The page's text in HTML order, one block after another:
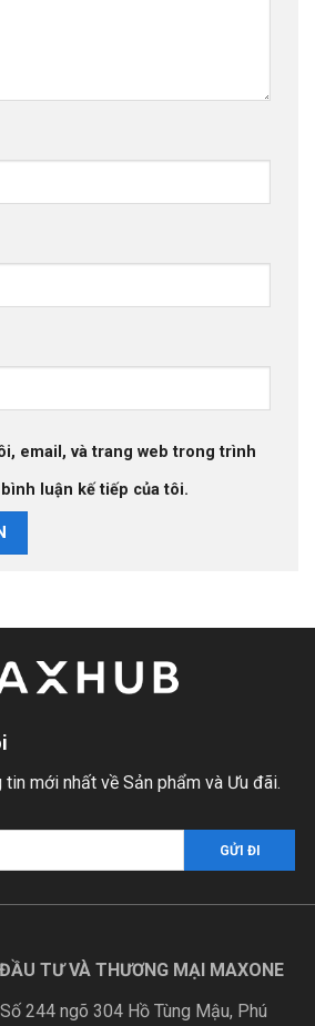
email, và trang web trong trình
luận kế tiếp của tôi.
mới nhất về Sản phẩm và Ưu đãi.
TƯ VÀ THƯƠNG MẠI MAXONE
244 ngõ 304 Hồ Tùng Mậu, Phú